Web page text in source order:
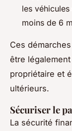
les
moins de 6
Ces
être
propriétaire et
ultérieurs.
Sécuriser le
La sécurité